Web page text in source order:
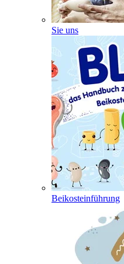
Sie uns
Beikosteinführung